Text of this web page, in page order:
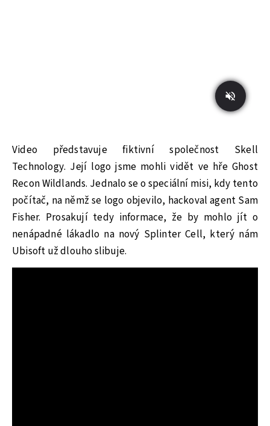
Video představuje fiktivní společnost Skell
Technology. Její logo jsme mohli vidět ve hře Ghost
Recon Wildlands. Jednalo se o speciální misi, kdy tento
počítač, na němž se logo objevilo, hackoval agent Sam
Fisher. Prosakují tedy informace, že by mohlo jít o
nenápadné lákadlo na nový Splinter Cell, který nám
Ubisoft už dlouho slibuje.